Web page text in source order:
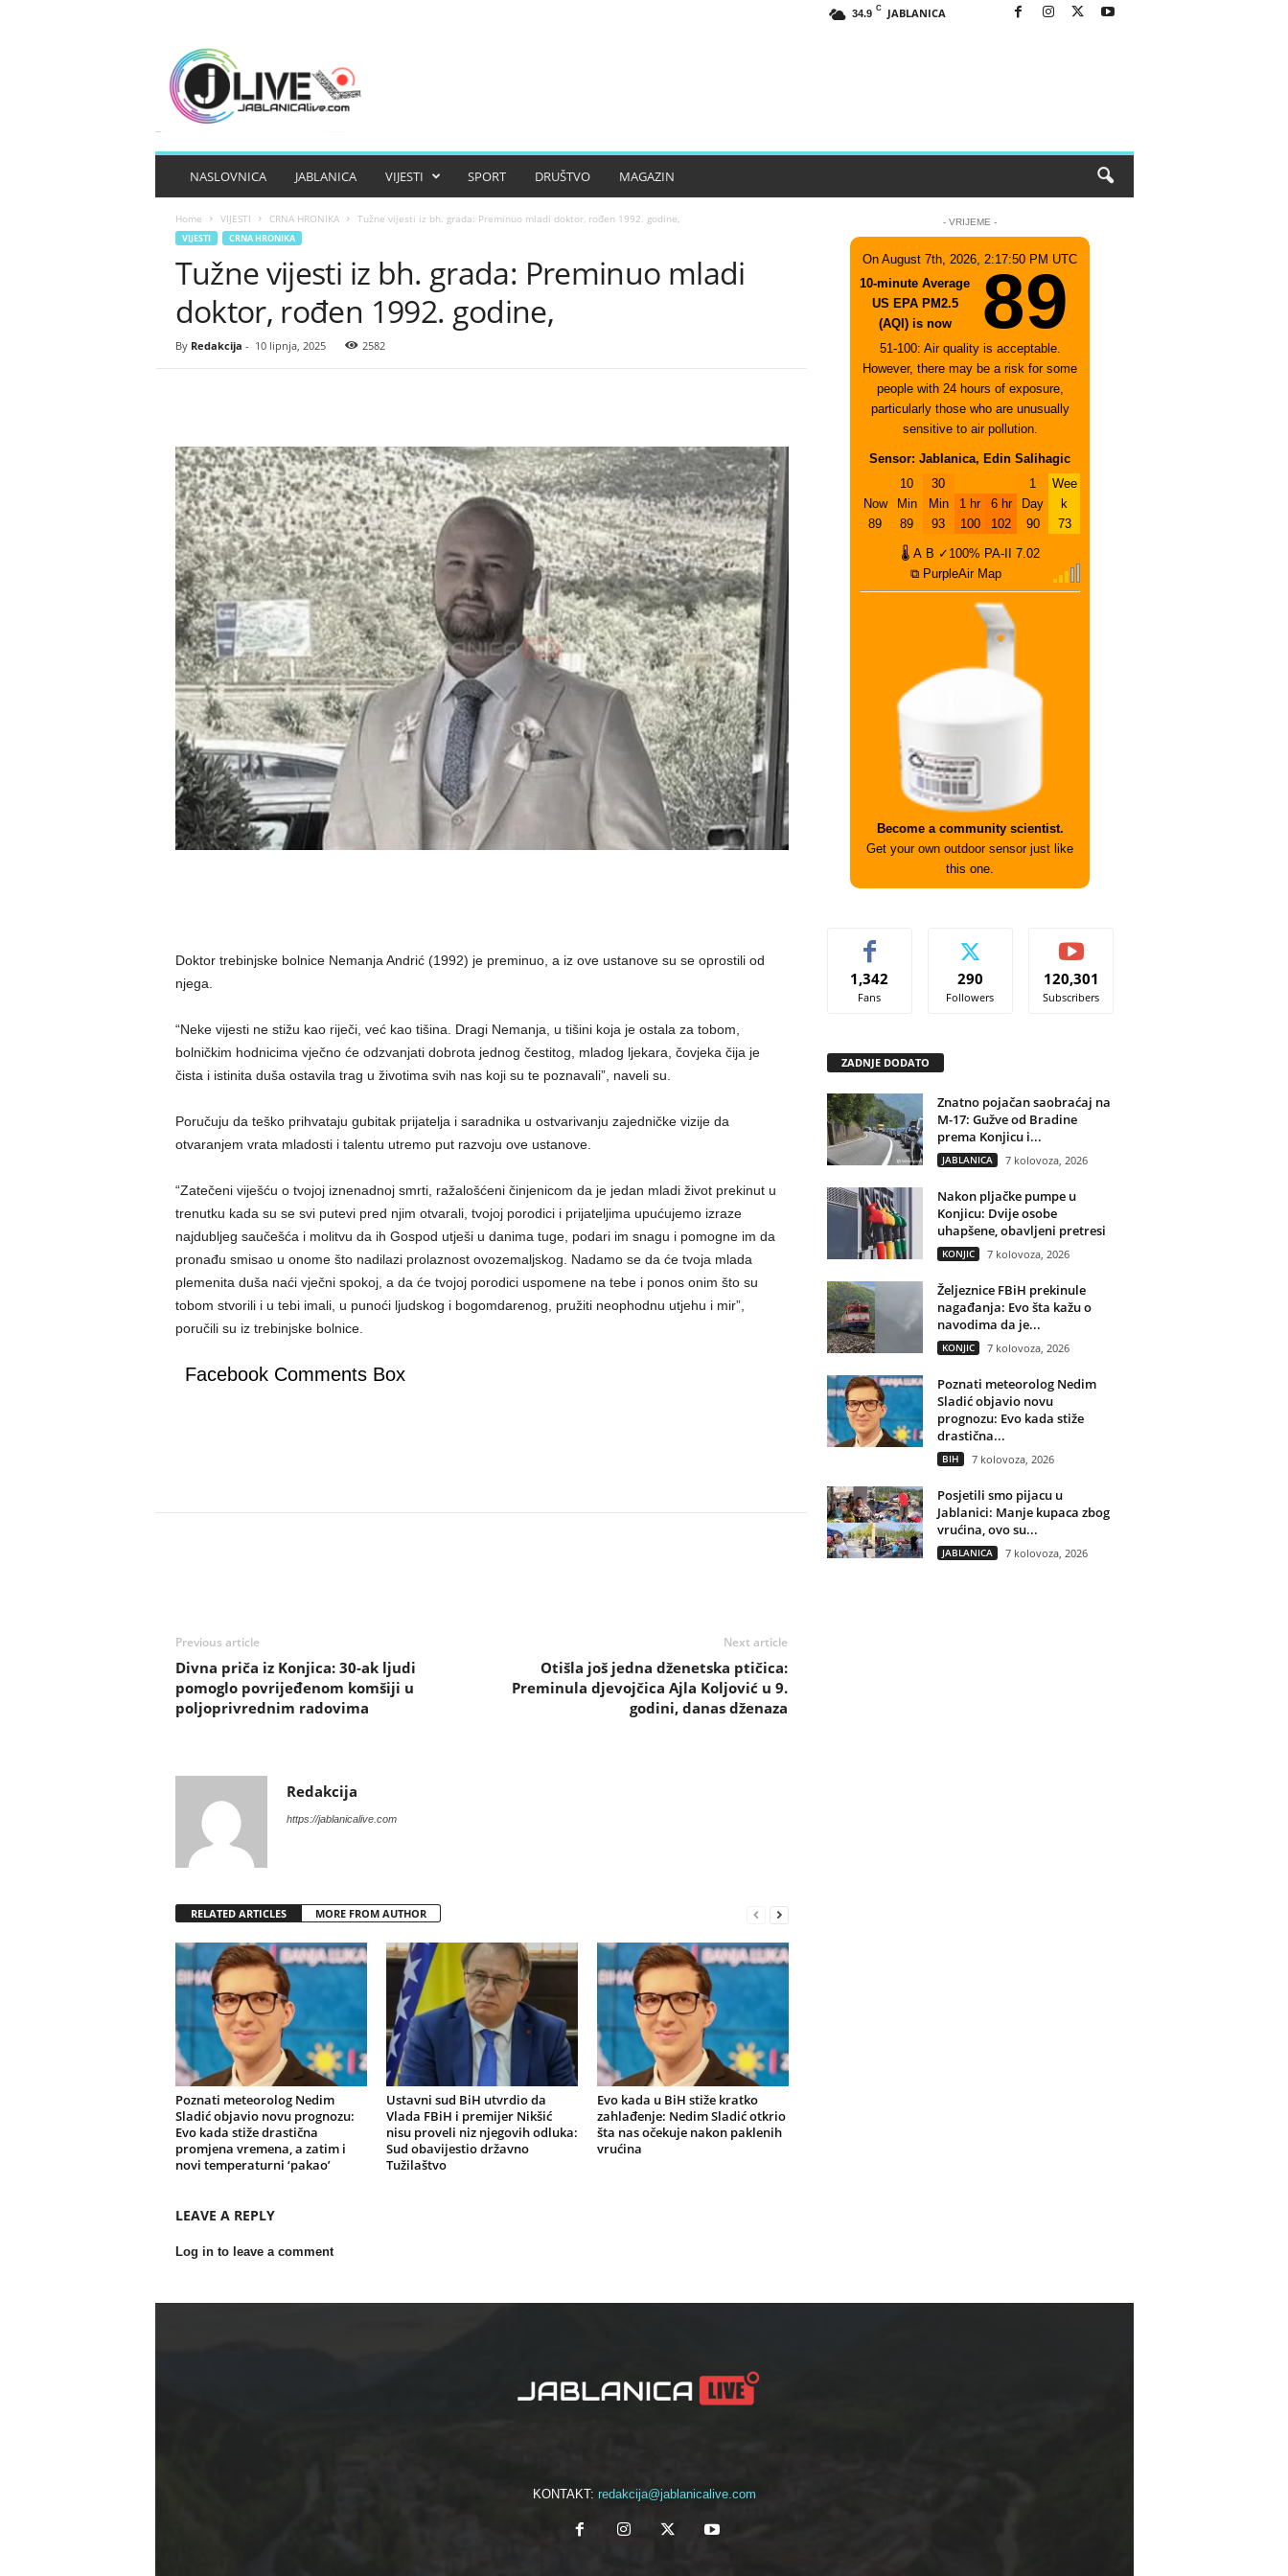
34.9 C JABLANICA
NASLOVNICA JABLANICA VIJESTI SPORT DRUŠTVO MAGAZIN
Home VIJESTI CRNA HRONIKA Tužne vijesti iz bh. grada: Preminuo mladi doktor, rođen 1992. godine,
VIJESTI CRNA HRONIKA
Tužne vijesti iz bh. grada: Preminuo mladi
doktor, rođen 1992. godine,
By Redakcija - 10 lipnja, 2025 2582
Doktor trebinjske bolnice Nemanja Andrić (1992) je preminuo, a iz ove ustanove su se oprostili od
njega.
“Neke vijesti ne stižu kao riječi, već kao tišina. Dragi Nemanja, u tišini koja je ostala za tobom,
bolničkim hodnicima vječno će odzvanjati dobrota jednog čestitog, mladog ljekara, čovjeka čija je
čista i istinita duša ostavila trag u životima svih nas koji su te poznavali”, naveli su.
Poručuju da teško prihvataju gubitak prijatelja i saradnika u ostvarivanju zajedničke vizije da
otvaranjem vrata mladosti i talentu utremo put razvoju ove ustanove.
“Zatečeni viješću o tvojoj iznenadnoj smrti, ražalošćeni činjenicom da je jedan mladi život prekinut u
trenutku kada su se svi putevi pred njim otvarali, tvojoj porodici i prijateljima upućujemo izraze
najdubljeg saučešća i molitvu da ih Gospod utješi u danima tuge, podari im snagu i pomogne im da
pronađu smisao u onome što nadilazi prolaznost ovozemaljskog. Nadamo se da će tvoja mlada
plemenita duša naći vječni spokoj, a da će tvojoj porodici uspomene na tebe i ponos onim što su
tobom stvorili i u tebi imali, u punoći ljudskog i bogomdarenog, pružiti neophodnu utjehu i mir”,
poručili su iz trebinjske bolnice.
Facebook Comments Box
Previous article
Divna priča iz Konjica: 30-ak ljudi
pomoglo povrijeđenom komšiji u
poljoprivrednim radovima
Next article
Otišla još jedna dženetska ptičica:
Preminula djevojčica Ajla Koljović u 9.
godini, danas dženaza
Redakcija
https://jablanicalive.com
RELATED ARTICLES MORE FROM AUTHOR
Poznati meteorolog Nedim
Sladić objavio novu prognozu:
Evo kada stiže drastična
promjena vremena, a zatim i
novi temperaturni ‘pakao’
Ustavni sud BiH utvrdio da
Vlada FBiH i premijer Nikšić
nisu proveli niz njegovih odluka:
Sud obavijestio državno
Tužilaštvo
Evo kada u BiH stiže kratko
zahlađenje: Nedim Sladić otkrio
šta nas očekuje nakon paklenih
vrućina
LEAVE A REPLY
Log in to leave a comment
- VRIJEME -
On August 7th, 2026, 2:17:50 PM UTC
10-minute Average
US EPA PM2.5
(AQI) is now
89
51-100: Air quality is acceptable.
However, there may be a risk for some
people with 24 hours of exposure,
particularly those who are unusually
sensitive to air pollution.
Sensor: Jablanica, Edin Salihagic
Now
89
10
Min
89
30
Min
93
1 hr
100
6 hr
102
1
Day
90
Wee
k
73
🌡 A B ✓100% PA-II
7.02
⧉ PurpleAir Map
Become a community scientist.
Get your own outdoor sensor just like
this one.
1,342
Fans
290
Followers
120,301
Subscribers
ZADNJE DODATO
Znatno pojačan saobraćaj na
M-17: Gužve od Bradine
prema Konjicu i...
JABLANICA 7 kolovoza, 2026
Nakon pljačke pumpe u
Konjicu: Dvije osobe
uhapšene, obavljeni pretresi
KONJIC 7 kolovoza, 2026
Željeznice FBiH prekinule
nagađanja: Evo šta kažu o
navodima da je...
KONJIC 7 kolovoza, 2026
Poznati meteorolog Nedim
Sladić objavio novu
prognozu: Evo kada stiže
drastična...
BIH 7 kolovoza, 2026
Posjetili smo pijacu u
Jablanici: Manje kupaca zbog
vrućina, ovo su...
JABLANICA 7 kolovoza, 2026
KONTAKT: redakcija@jablanicalive.com